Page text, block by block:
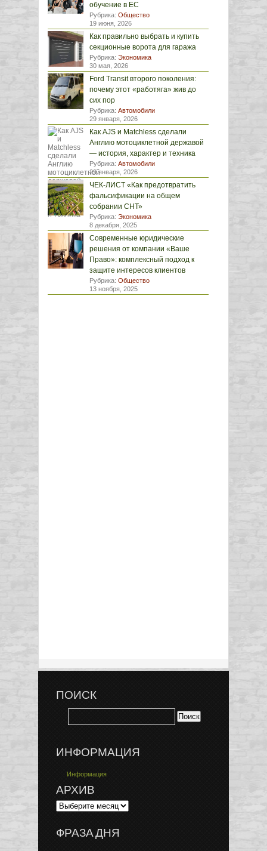
обучение в ЕС
Рубрика: Общество
19 июня, 2026
Как правильно выбрать и купить
секционные ворота для гаража
Рубрика: Экономика
30 мая, 2026
Ford Transit второго поколения:
почему этот «работяга» жив до
сих пор
Рубрика: Автомобили
29 января, 2026
Как AJS и Matchless сделали
Англию мотоциклетной державой
— история, характер и техника
Рубрика: Автомобили
29 января, 2026
ЧЕК-ЛИСТ «Как предотвратить
фальсификации на общем
собрании СНТ»
Рубрика: Экономика
8 декабря, 2025
Современные юридические
решения от компании «Ваше
Право»: комплексный подход к
защите интересов клиентов
Рубрика: Общество
13 ноября, 2025
ПОИСК
ИНФОРМАЦИЯ
Информация
АРХИВ
ФРАЗА ДНЯ